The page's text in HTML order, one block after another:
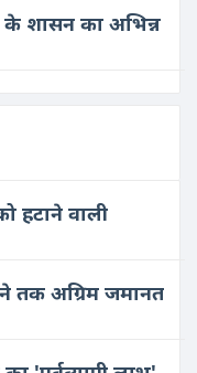
के शासन का अभिन्न
हटाने वाली
तक अग्रिम जमानत